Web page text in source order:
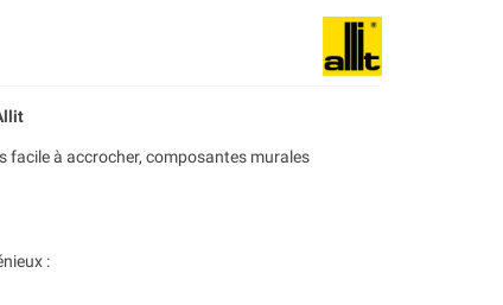
à accrocher, composantes murales
: